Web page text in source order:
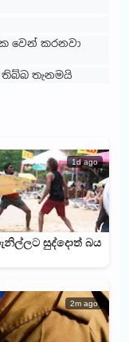
වෙන් කරනවා
තැනමයි
1d ago
සුද්දොත් බය
2m ago